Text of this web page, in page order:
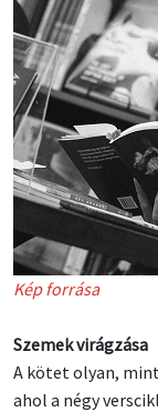
Kép forrása
Szemek virágzása
A kötet olyan,
ahol a négy